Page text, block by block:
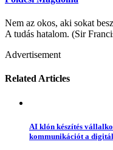
Nem az okos, aki sokat
A tudás hatalom. (Sir
Advertisement
Related Articles
AI klón készítés
kommunikációt a